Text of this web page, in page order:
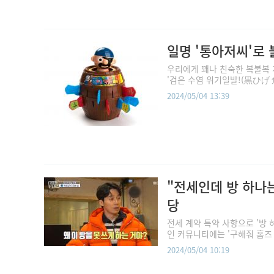
일명 '통아저씨'로
우리에게 꽤나 친숙한 복불
'검은 수염 위기일발!(黒ひ
2024/05/04 13:39
"전세인데 방 하나
당
전세 계약 특약 사항으로 '방
인 커뮤니티에는 '구해줘 홈
2024/05/04 10:19